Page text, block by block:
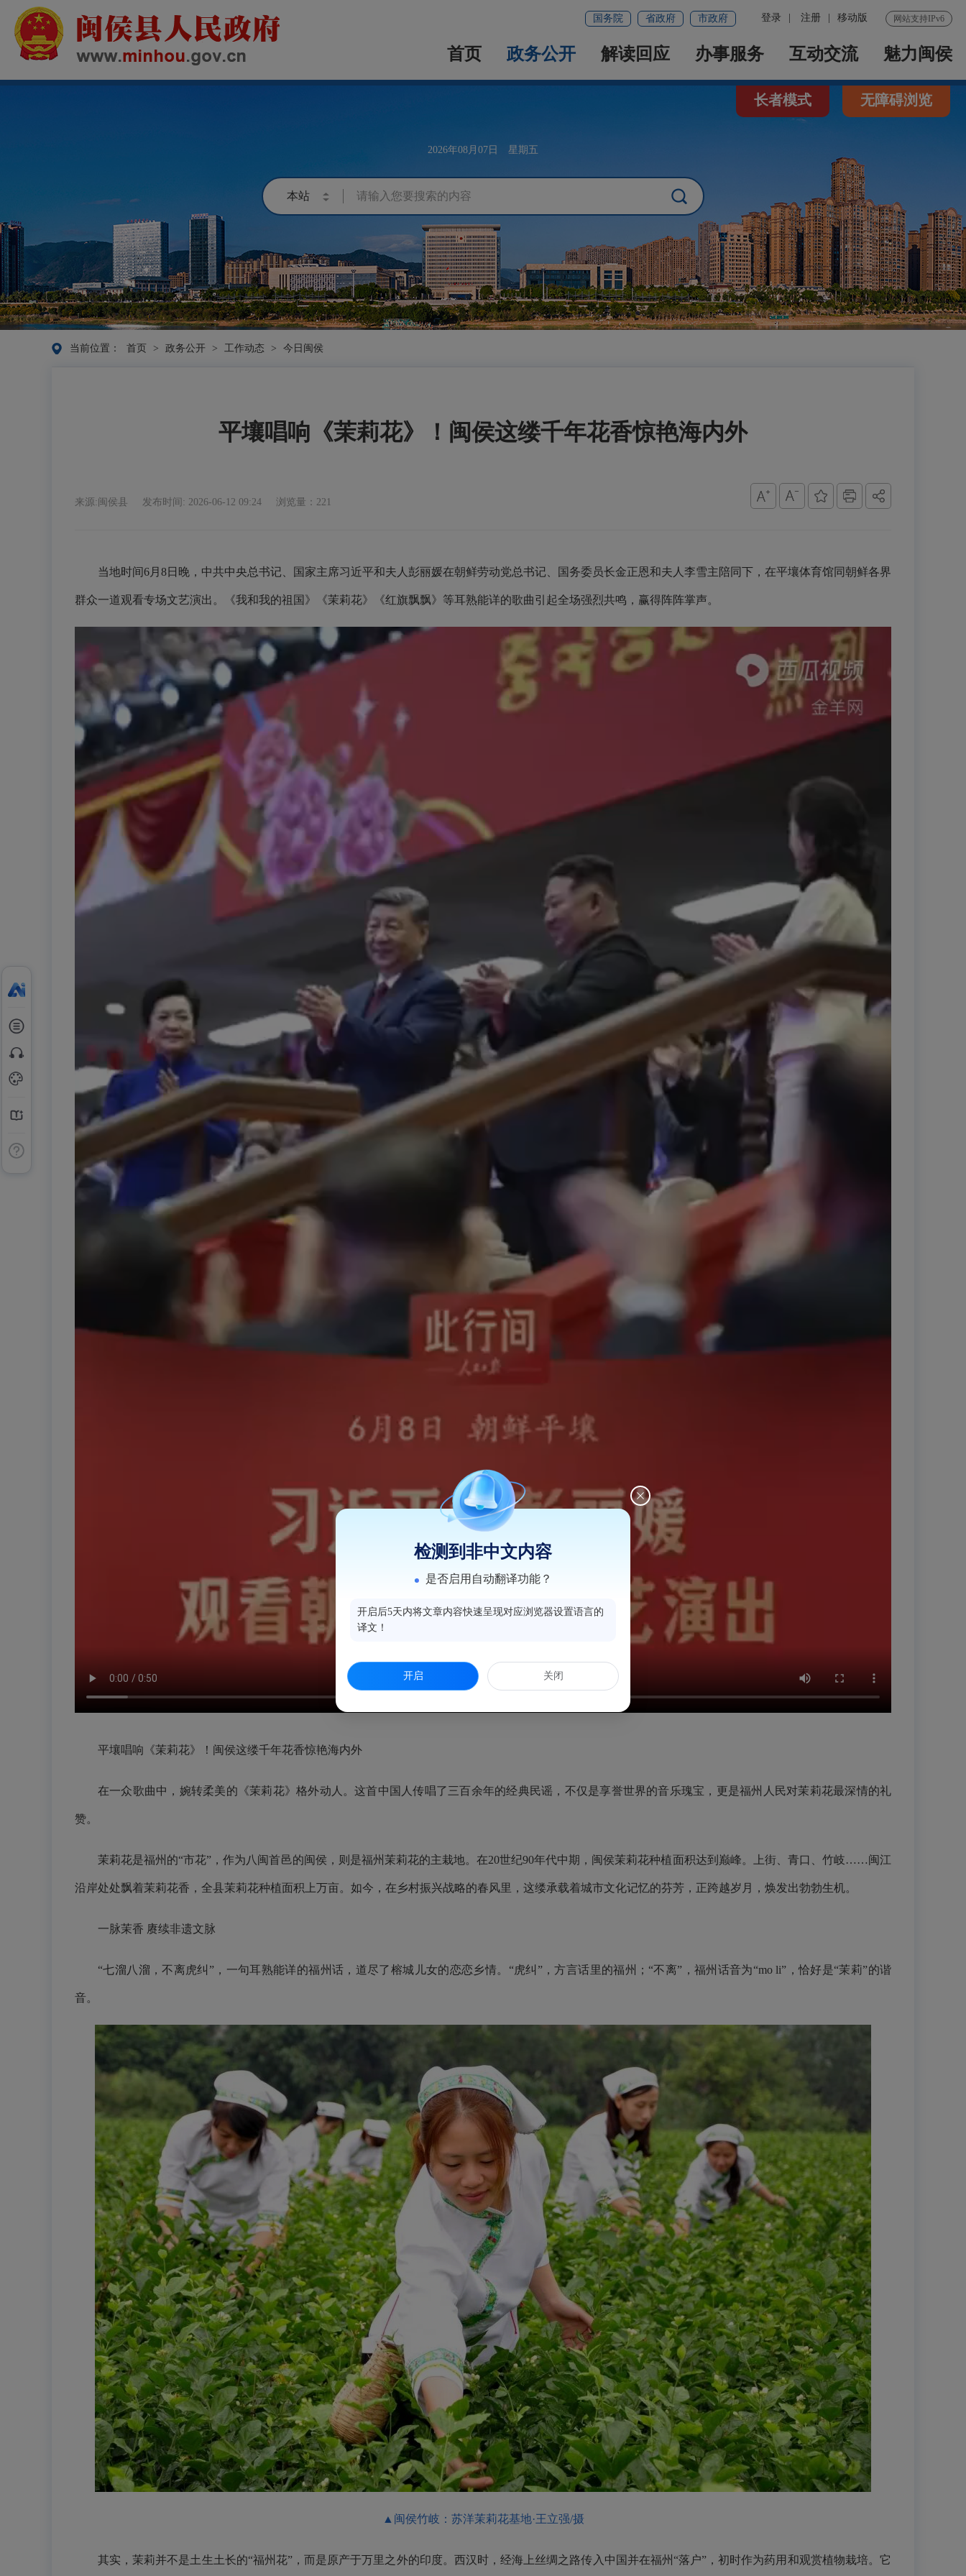
网站支持IPv6
登录 注册 移动版
国务院 省政府 市政府
首页 政务公开 解读回应 办事服务 互动交流 魅力闽侯
2026年08月07日 星期五
长者模式 无障碍浏览
当前位置： 首页 > 政务公开 > 工作动态 > 今日闽侯
平壤唱响《茉莉花》！闽侯这缕千年花香惊艳海内外
来源:闽侯县 发布时间: 2026-06-12 09:24 浏览量：221
当地时间6月8日晚，中共中央总书记、国家主席习近平和夫人彭丽媛在朝鲜劳动党总书记、国务委员长金正恩和夫人李雪主陪同下，在平壤体育馆同朝鲜各界
群众一道观看专场文艺演出。《我和我的祖国》《茉莉花》《红旗飘飘》等耳熟能详的歌曲引起全场强烈共鸣，赢得阵阵掌声。
平壤唱响《茉莉花》！闽侯这缕千年花香惊艳海内外
在一众歌曲中，婉转柔美的《茉莉花》格外动人。这首中国人传唱了三百余年的经典民谣，不仅是享誉世界的音乐瑰宝，更是福州人民对茉莉花最深情的礼
赞。
茉莉花是福州的“市花”，作为八闽首邑的闽侯，则是福州茉莉花的主栽地。在20世纪90年代中期，闽侯茉莉花种植面积达到巅峰。上街、青口、竹岐……闽江
沿岸处处飘着茉莉花香，全县茉莉花种植面积上万亩。如今，在乡村振兴战略的春风里，这缕承载着城市文化记忆的芬芳，正跨越岁月，焕发出勃勃生机。
一脉茉香 赓续非遗文脉
“七溜八溜，不离虎纠”，一句耳熟能详的福州话，道尽了榕城儿女的恋恋乡情。“虎纠”，方言话里的福州；“不离”，福州话音为“mo li”，恰好是“茉莉”的谐
音。
▲闽侯竹岐：苏洋茉莉花基地·王立强/摄
其实，茉莉并不是土生土长的“福州花”，而是原产于万里之外的印度。西汉时，经海上丝绸之路传入中国并在福州“落户”，初时作为药用和观赏植物栽培。它
检测到非中文内容
是否启用自动翻译功能？
开启后5天内将文章内容快速呈现对应浏览器设置语言的
译文！
开启 关闭